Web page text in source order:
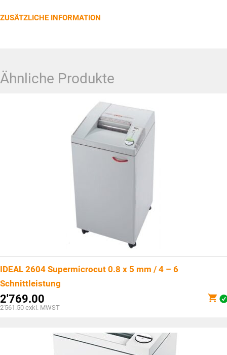
ZUSÄTZLICHE INFORMATION
Ähnliche Produkte
IDEAL 2604 Supermicrocut 0.8 x 5 mm / 4 – 6
Schnittleistung
2'769.00
2'561.50 exkl. MWST